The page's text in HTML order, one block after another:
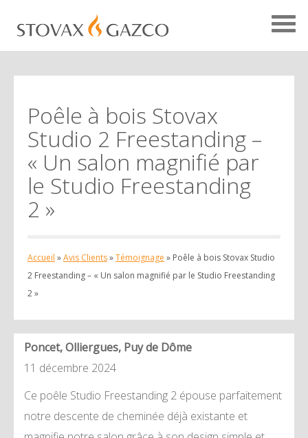
Poêle à bois Stovax
Studio 2 Freestanding –
« Un salon magnifié par
le Studio Freestanding
2 »
Accueil »Avis Clients»Témoignage » Poêle à bois Stovax Studio
2 Freestanding – « Un salon magnifié par le Studio Freestanding
2 »
Poncet, Olliergues, Puy de Dôme
11 décembre 2024
Ce poêle Studio Freestanding 2 épouse parfaitement
notre descente de cheminée déjà existante et
Accueil Avis Clients
Témoignages
Études de cas